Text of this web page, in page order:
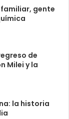
gente
de
Milei y la
la historia